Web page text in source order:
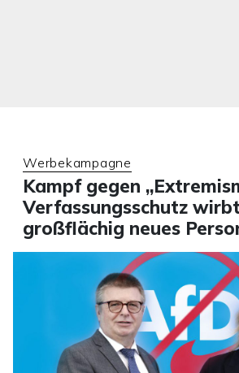
Werbekampagne
Kampf gegen
Verfassungsschutz wirbt
großflächig neues